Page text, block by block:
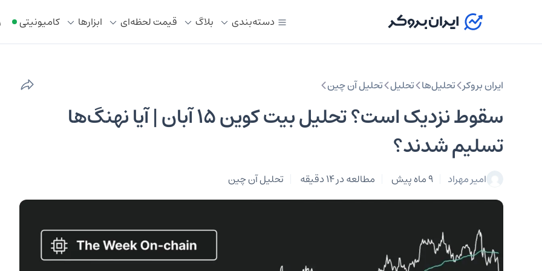
دسته‌بندی بلاگ قیمت لحظه‌ای ابزار‌ها کامیونیتی
ایران بروکر تحلیل‌ها تحلیل‌ تحلیل آن چین
سقوط نزدیک است؟ تحلیل بیت کوین ۱۵ آبان | آیا نهنگ‌ها
تسلیم شدند؟
امیر مهراد 9 ماه پیش مطالعه در 14 دقیقه تحلیل آن چین